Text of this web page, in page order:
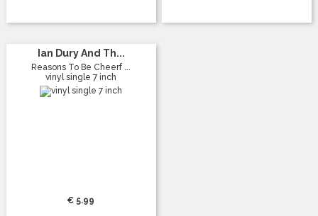
Ian Dury And Th...
Reasons To Be Cheerf ...
vinyl single 7 inch
€ 5.99